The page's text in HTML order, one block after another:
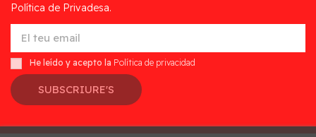
Política de Privadesa.
He leído y acepto la Política de privacidad
SUBSCRIURE'S